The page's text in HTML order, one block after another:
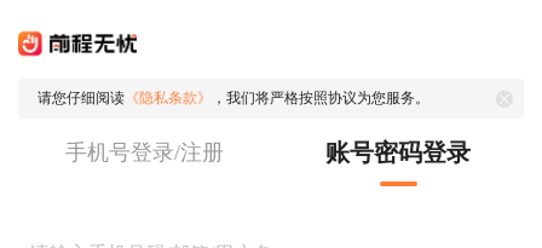
请您仔细阅读 《隐私条款》 ，我们将严格按照协议为您服务。
手机号登录/注册 账号密码登录